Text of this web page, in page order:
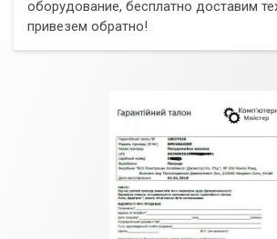
оборудование, бесплатно доставим
привезем обратно!